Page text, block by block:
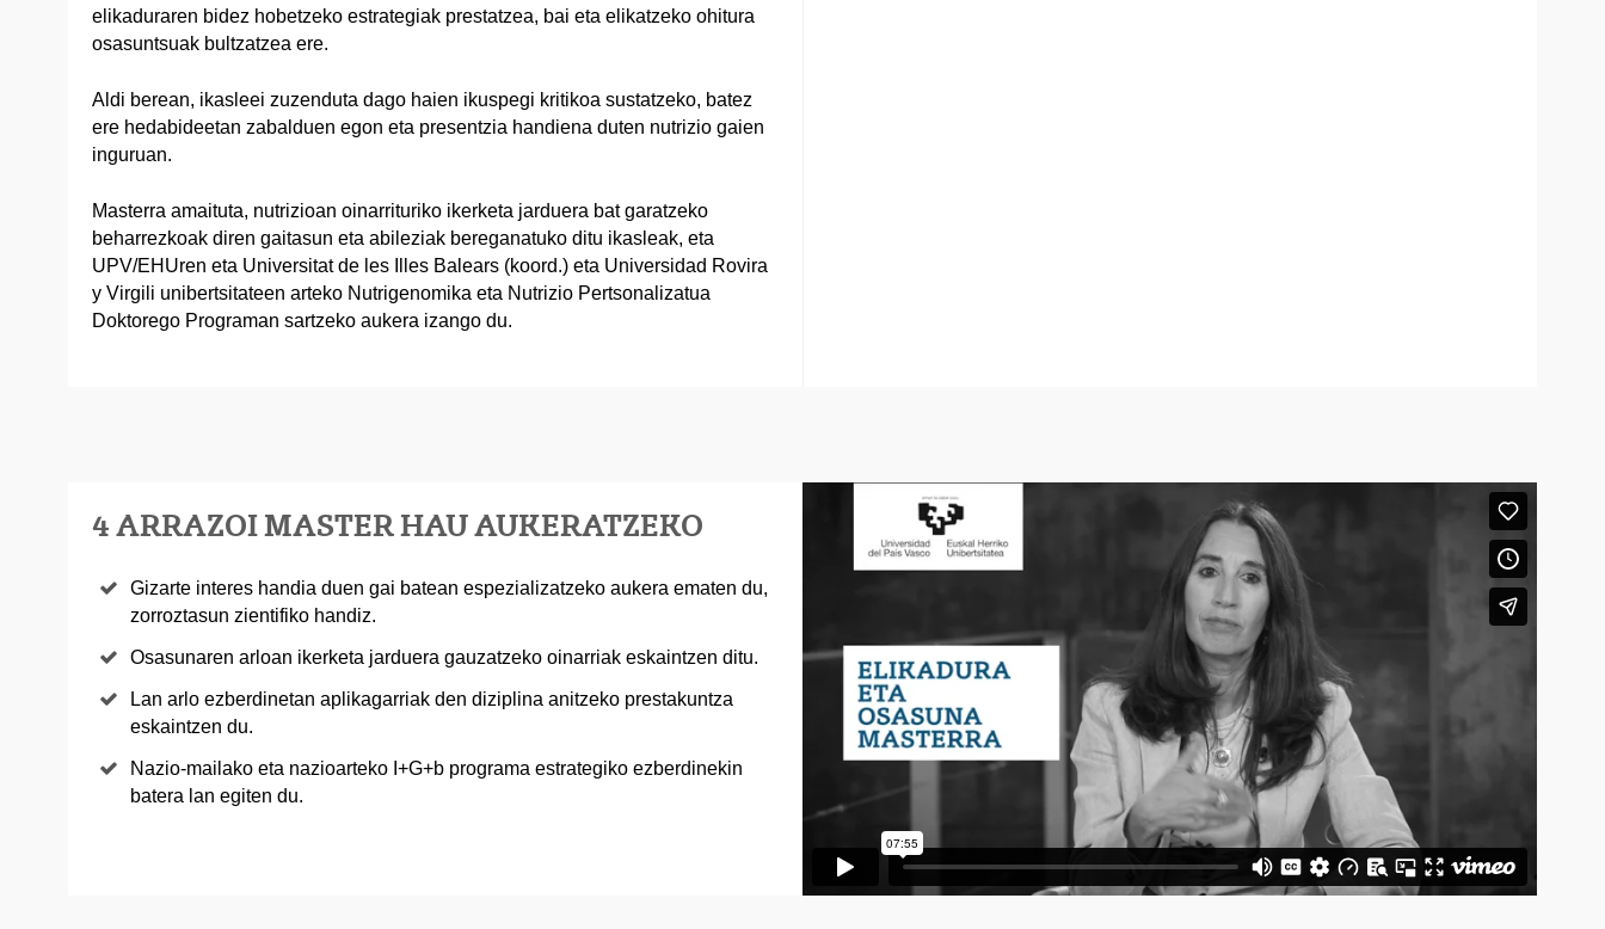
elikaduraren bidez hobetzeko estrategiak prestatzea, bai eta elikatzeko ohitura
osasuntsuak bultzatzea ere.
Aldi berean, ikasleei zuzenduta dago haien ikuspegi kritikoa sustatzeko, batez
ere hedabideetan zabalduen egon eta presentzia handiena duten nutrizio gaien
inguruan.
Masterra amaituta, nutrizioan oinarrituriko ikerketa jarduera bat garatzeko
beharrezkoak diren gaitasun eta abileziak bereganatuko ditu ikasleak, eta
UPV/EHUren eta Universitat de les Illes Balears (koord.) eta Universidad Rovira
y Virgili unibertsitateen arteko Nutrigenomika eta Nutrizio Pertsonalizatua
Doktorego Programan sartzeko aukera izango du.
4 ARRAZOI MASTER HAU AUKERATZEKO
Gizarte interes handia duen gai batean espezializatzeko aukera ematen du,
zorroztasun zientifiko handiz.
Osasunaren arloan ikerketa jarduera gauzatzeko oinarriak eskaintzen ditu.
Lan arlo ezberdinetan aplikagarriak den diziplina anitzeko prestakuntza
eskaintzen du.
Nazio-mailako eta nazioarteko I+G+b programa estrategiko ezberdinekin
batera lan egiten du.